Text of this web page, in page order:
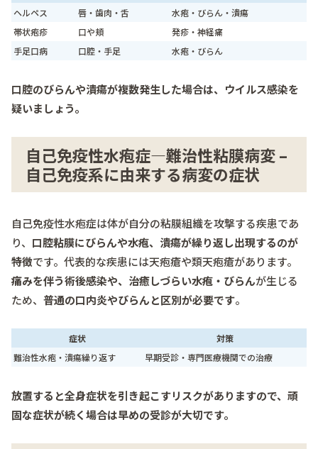
ヘルペス
唇・歯肉・舌
水疱・びらん・潰瘍
帯状疱疹
口や頬
発疹・神経痛
手足口病
口腔・手足 水疱・びらん
口腔のびらんや潰瘍が複数発生した場合は、ウイルス感染を
疑いましょう。
自己免疫性水疱症―難治性粘膜病変 –
自己免疫系に由来する病変の症状
自己免疫性水疱症は体が自分の粘膜組織を攻撃する疾患であ
り、 口腔粘膜にびらんや水疱、潰瘍が繰り返し出現するのが
特徴です。代表的な疾患には天疱瘡や類天疱瘡があります。
痛みを伴う術後感染や、治癒しづらい水疱・びらんが生じる
ため、 普通の口内炎やびらんと区別が必要です。
症状
対策
難治性水疱・潰瘍繰り返す
早期受診・専門医療機関での治療
放置すると全身症状を引き起こすリスクがありますので、頑
固な症状が続く場合は早めの受診が大切です。